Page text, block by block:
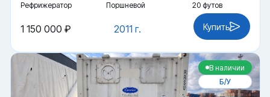
Рефрижератор Поршневой 20 футов
2011 г.
1 150 000 ₽ Купить
В наличии
Б/У